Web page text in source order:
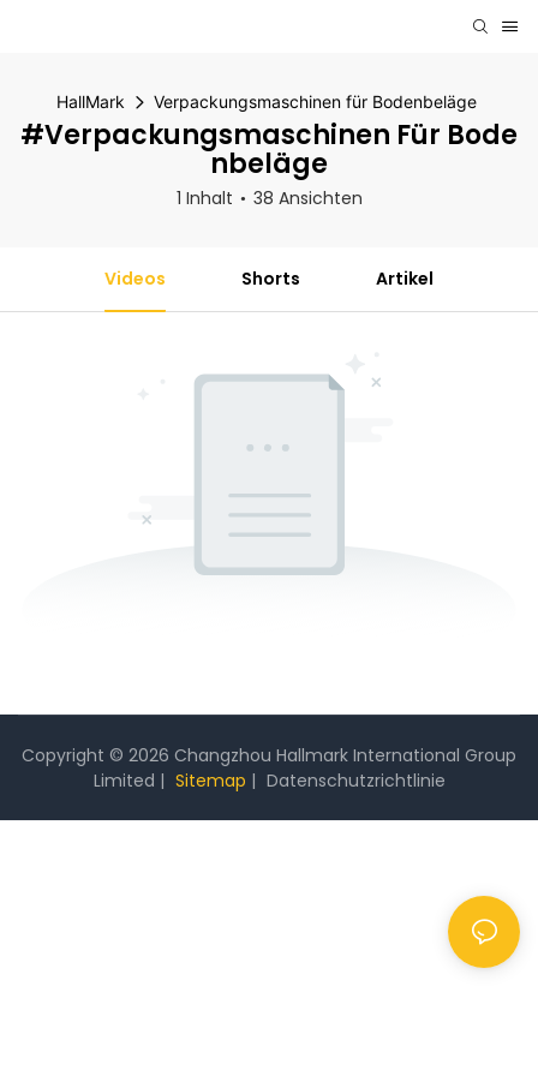
HallMark Verpackungsmaschinen für Bodenbeläge
#Verpackungsmaschinen Für Bode
Nbeläge
1 Inhalt 38 Ansichten
Videos Shorts Artikel
Copyright © 2026 Changzhou Hallmark International Group
Limited | Sitemap | Datenschutzrichtlinie